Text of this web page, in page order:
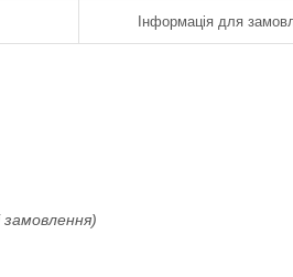
Інформація для